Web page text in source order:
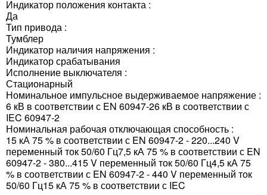
Индикатор положения контакта :
Да
Тип привода :
Тумблер
Индикатор наличия напряжения :
Индикатор срабатывания
Исполнение выключателя :
Стационарный
Номинальное импульсное выдерживаемое напряжение :
6 кВ в соответствии с EN 60947-26 кВ в соответствии с
IEC 60947-2
Номинальная рабочая отключающая способность :
15 кА 75 % в соответствии с EN 60947-2 - 220...240 V
переменный ток 50/60 Гц7,5 кА 75 % в соответствии с EN
60947-2 - 380...415 V переменный ток 50/60 Гц4,5 кА 75
% в соответствии с EN 60947-2 - 440 V переменный ток
50/60 Гц15 кА 75 % в соответствии с IEC